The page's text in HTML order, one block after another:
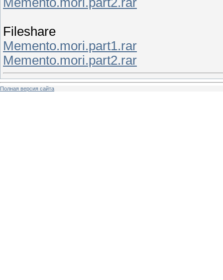
Fileshare
Memento.mori.part1.rar
Memento.mori.part2.rar
Полная версия сайта